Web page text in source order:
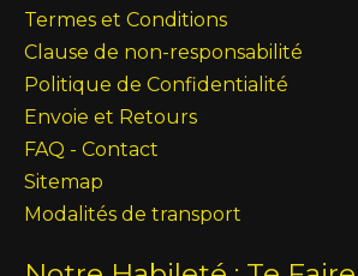
Termes et Conditions
Clause de non-responsabilité
Politique de Confidentialité
Envoie et Retours
FAQ - Contact
Sitemap
Modalités de transport